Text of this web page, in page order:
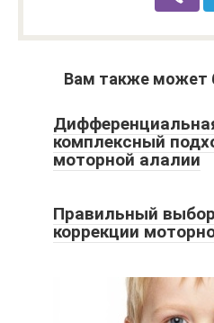
Вам также может
комплексный
моторной алалии
Правильный
коррекции